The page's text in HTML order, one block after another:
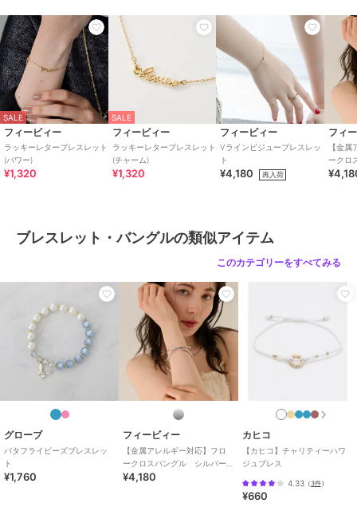
商品のお取り扱い方法
アクセサリー・ヘアアクセサリー
イエローゴールド系
/その他モチ
ーフアクセ/ジルコニア
パー
ティー・結婚式・二次会
ニー・入学式・卒業式
ブレスレット・バングル
イエローゴールド系
その他モチ
原産国 日本
SALE
フィービィー
ラッキーレターブレスレット
(パワー)
¥1,320
SALE
フィービィー
ラッキーレターブレスレット
(チャーム)
¥1,320
フィービィー
Vラインビジューブレスレッ
ト
¥4,180 再入荷
フィ
【金
ークロ
ニッケ
ブレスレット・バングルの類似アイテム
このカテゴリーをすべてみる
グローブ
バタフライビーズブレスレッ
ト
¥1,760
フィービィー
【金属アレルギー対応】フロ
ークロスバングル シルバー/
ニッケルフリー
¥4,180
カヒコ
【カヒコ】チャリティーハワ
ジュブレス
4.33（3件）
¥660